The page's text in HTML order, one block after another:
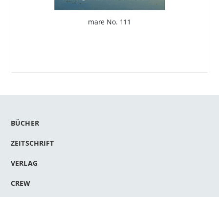
mare No. 111
BÜCHER
ZEITSCHRIFT
VERLAG
CREW